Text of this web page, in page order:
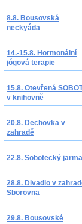
8.8. Bousovská
neckyáda
14.-15.8. Hormonální
jógová terapie
15.8. Otevřená
v knihovně
20.8. Dechovka v
zahradě
22.8. Sobotecký
28.8. Divadlo v
Sborovna
29.8. Bousovské